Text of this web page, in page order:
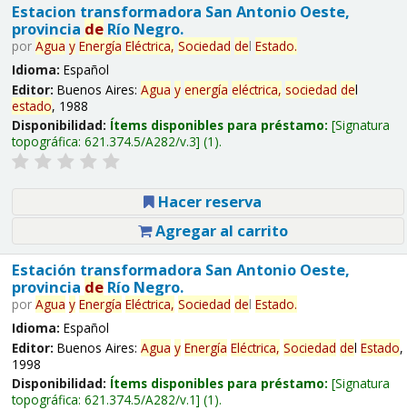
Estacion transformadora San Antonio Oeste,
provincia deRío Negro.
por Agua y Energía Eléctrica, Sociedad del Estado.
Idioma: Español
Editor: Buenos Aires: Agua y energía eléctrica, sociedad del
estado, 1988
Disponibilidad: Ítems disponibles para préstamo: Signatura
topográfica: 621.374.5/A282/v.3 (1).
Hacer reserva
Agregar al carrito
Estación transformadora San Antonio Oeste,
provincia deRío Negro.
por Agua y Energía Eléctrica, Sociedad del Estado.
Idioma: Español
Editor: Buenos Aires: Agua y Energía Eléctrica, Sociedad del Estado,
1998
Disponibilidad: Ítems disponibles para préstamo: Signatura
topográfica: 621.374.5/A282/v.1 (1).